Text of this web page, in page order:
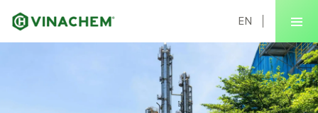
EN